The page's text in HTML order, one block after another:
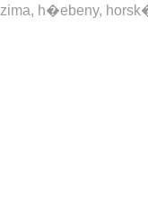
zima, h�ebeny,